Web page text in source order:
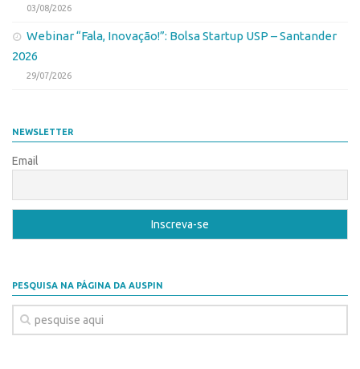
Inteligência Competitiva
Empreendedorismo
Bolsa Startup USP
Entidades
Pesquisa
03/08/2026
Webinar “Fala, Inovação!”: Bolsa Startup USP – Santander
2026
29/07/2026
NEWSLETTER
Email
PESQUISA NA PÁGINA DA AUSPIN